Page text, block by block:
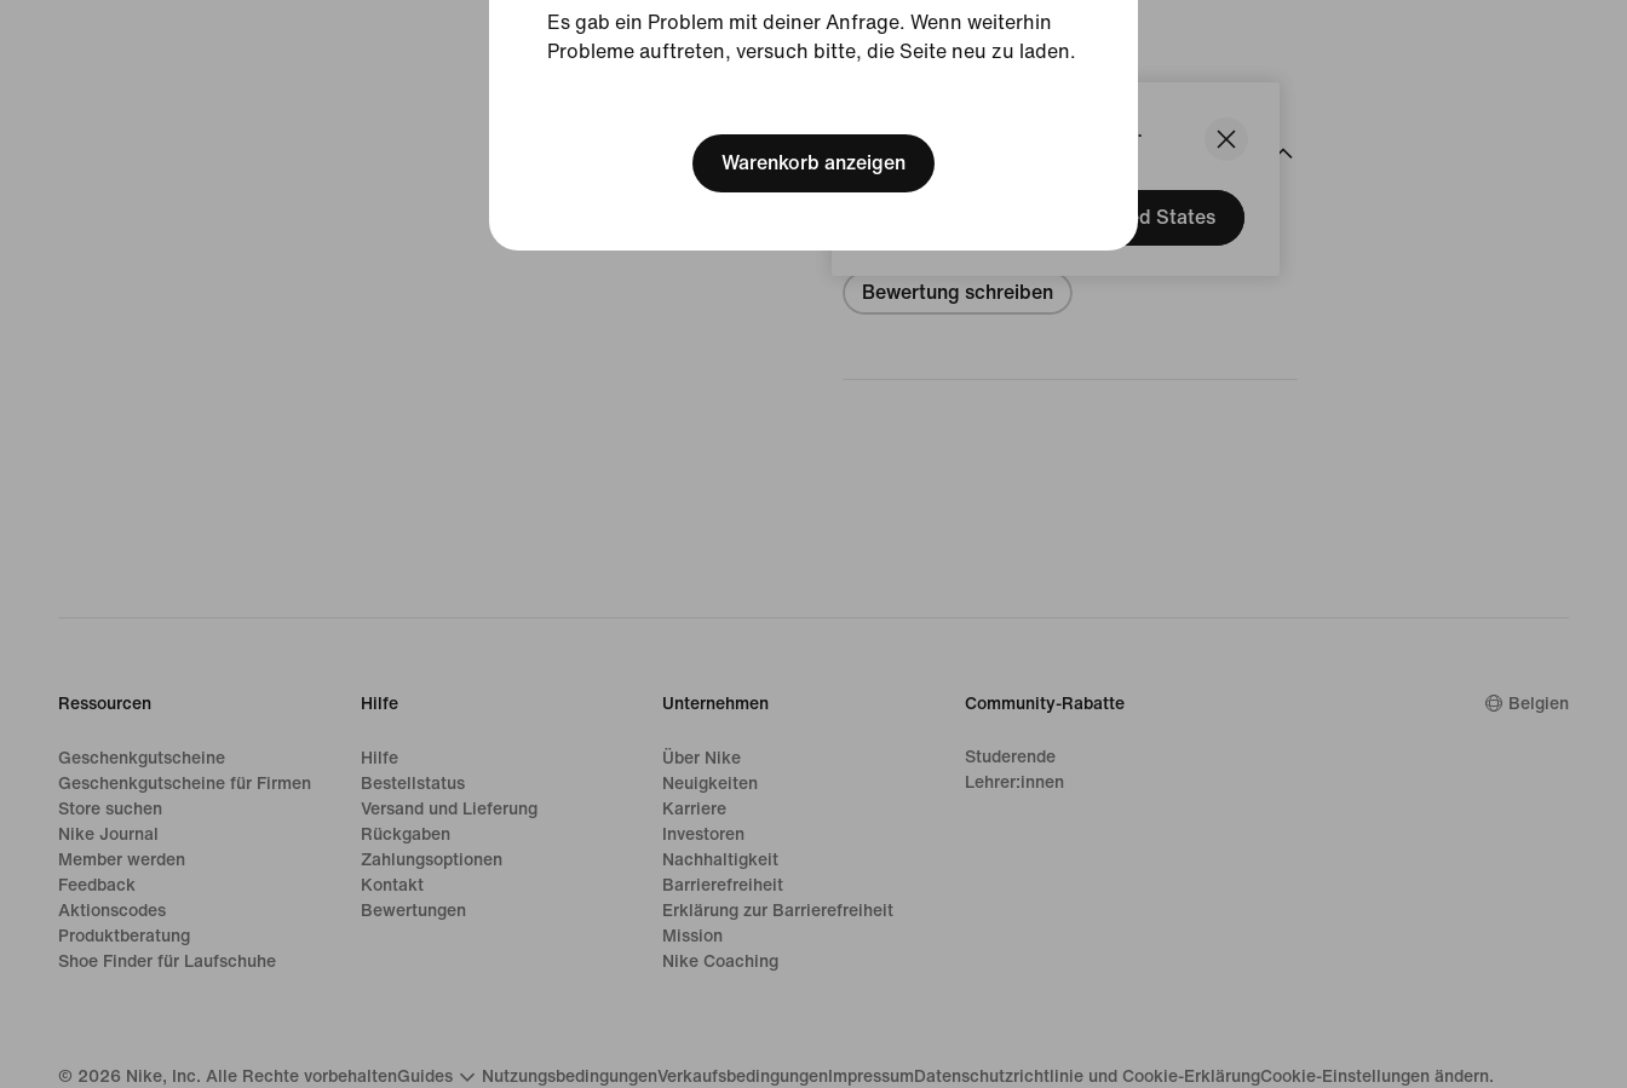
We think you are in United States.
Update your location?
United States
Es gab ein Problem mit deiner Anfrage. Wenn weiterhin
Probleme auftreten, versuch bitte, die Seite neu zu laden.
Warenkorb anzeigen
Style:
IH1104-100
Bewertungen (Fehler)
Keine Bewertungen
Bewertung schreiben
Ressourcen
Geschenkgutscheine
Geschenkgutscheine für Firmen
Store suchen
Nike Journal
Member werden
Feedback
Aktionscodes
Produktberatung
Shoe Finder für Laufschuhe
Hilfe
Hilfe
Bestellstatus
Versand und Lieferung
Rückgaben
Zahlungsoptionen
Kontakt
Bewertungen
Unternehmen
Über Nike
Neuigkeiten
Karriere
Investoren
Nachhaltigkeit
Barrierefreiheit
Erklärung zur Barrierefreiheit
Mission
Nike Coaching
Community-Rabatte
Studerende
Lehrer:innen
Belgien
© 2026 Nike, Inc. Alle Rechte vorbehaltenGuides NutzungsbedingungenVerkaufsbedingungen Impressum Datenschutzrichtlinie und Cookie-ErklärungCookie-Einstellungen ändern.